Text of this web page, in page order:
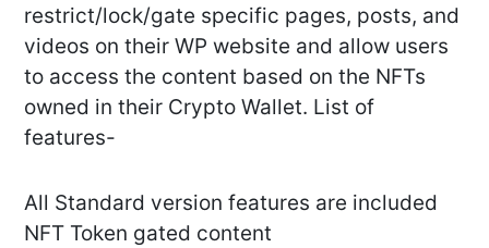
restrict/lock/gate specific pages, posts, and
videos on their WP website and allow users
to access the content based on the NFTs
owned in their Crypto Wallet. List of
features-
All Standard version features are included
NFT Token gated content